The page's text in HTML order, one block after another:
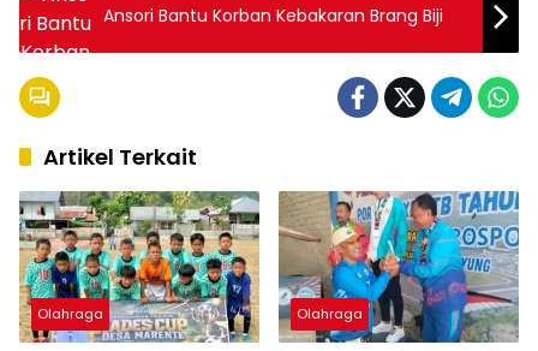
Ansori Bantu Korban Kebakaran Brang Biji
Artikel Terkait
Olahraga Olahraga